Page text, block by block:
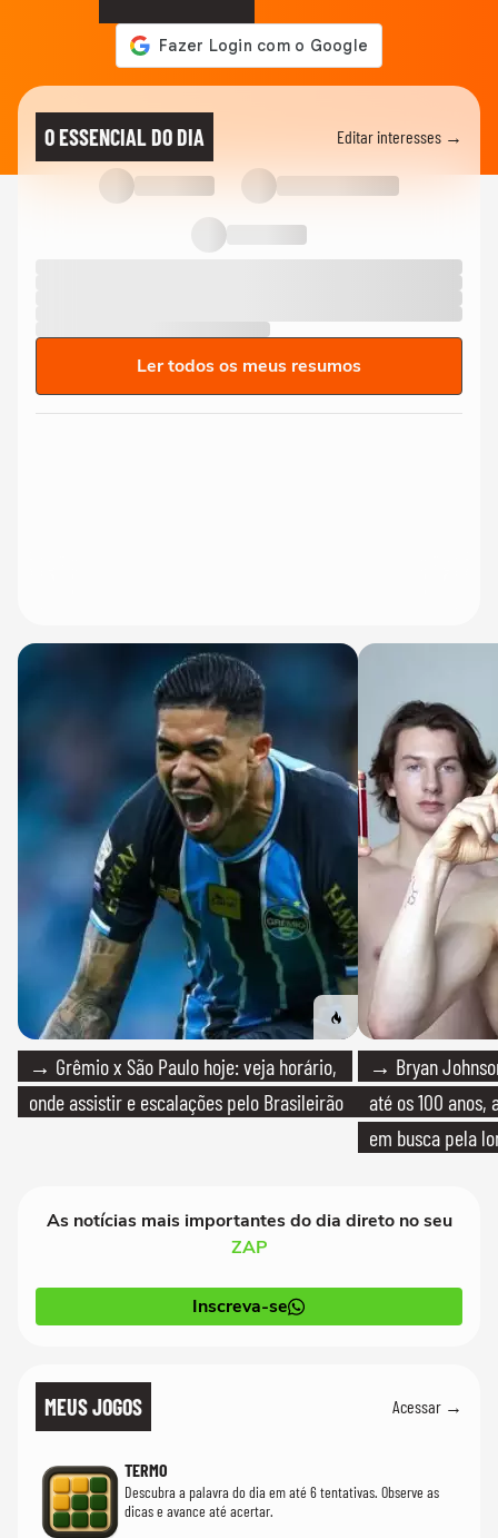
O ESSENCIAL DO DIA Editar interesses →
Ler todos os meus resumos
→ Grêmio x São Paulo hoje: veja horário,
onde assistir e escalações pelo Brasileirão
→ Bryan
até os 100
em busca pela
As notícias mais importantes do dia direto no seu
ZAP
Inscreva-se
MEUS JOGOS Acessar →
TERMO
Descubra a palavra do dia em até 6 tentativas. Observe as
dicas e avance até acertar.